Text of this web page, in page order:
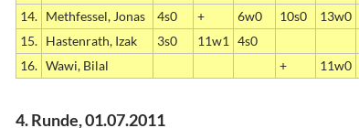
14. Methfessel, Jonas 4s0 + 6w0 10s0 13w0
15. Hastenrath, Izak 3s0 11w1 4s0
16. Wawi, Bilal + 11w0
4. Runde, 01.07.2011